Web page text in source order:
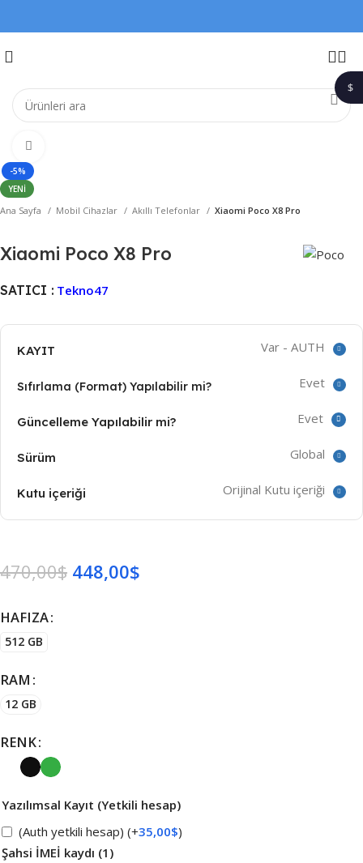
-5%
YENI
Ana Sayfa Mobil Cihazlar Akıllı Telefonlar Xiaomi Poco X8 Pro
Xiaomi Poco X8 Pro
SATICI : Tekno47
KAYIT Var - AUTH
Sıfırlama (Format) Yapılabilir mi? Evet
Güncelleme Yapılabilir mi? Evet
Sürüm Global
Kutu içeriği Orijinal Kutu içeriği
470,00$ 448,00$
HAFIZA
512 GB
RAM
12 GB
RENK
Yazılımsal Kayıt (Yetkili hesap)
(Auth yetkili hesap)(+35,00$)
Şahsi İMEİ kaydı (1)
$